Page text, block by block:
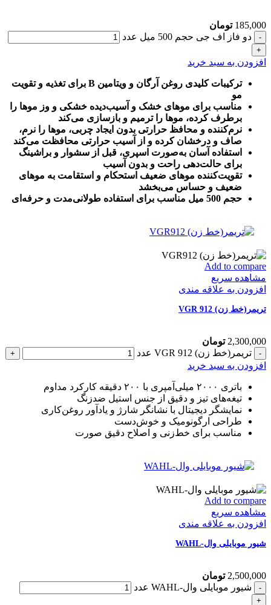
185,000 تومان
دو فاز اف جی حجم 500 میل عدد
افزودن به سبد خرید
ترکیبات کلیدی روغن آرگان و ویتامین B برای تغذیه و تقویت
مو
مناسب برای موهای خشک و آسیب‌دیده خشکی و وز موها را
برطرف کرده، موها را ترمیم و بازسازی می‌کند
نرم‌کننده و محافظ حرارتی بدون ایجاد چربی، موها را نرم،
صاف و درخشان کرده و از آسیب حرارتی محافظت می‌کند
استفاده آسان به‌صورت اسپری، قبل از سشوار و براشینگ
برای حالت‌دهی راحت و بدون آسیب
تقویت‌کننده موهای ضعیف استحکام و استقامت به موهای
ضعیف و حساس می‌بخشد
حجم 500 میل مناسب برای استفاده طولانی‌مدت و حرفه‌ای
Add to compare
مشاهده سریع
افزودن به علاقه مندی
تریمر(خط زن) VGR 912
2,300,000 تومان
تریمر(خط زن) VGR 912 عدد
افزودن به سبد خرید
باتری ۲۰۰۰ میلی‌آمپری با ۲۰۰ دقیقه کارکرد مداوم
تیغه‌های تیز و دقیق از جنس استیل ضدزنگ
نمایشگر دیجیتال با نشانگر شارژ و یادآور روغن‌کاری
طراحی ارگونومیک و خوش‌دست
مناسب برای خط‌زنی و اصلاح دقیق صورت
Add to compare
مشاهده سریع
افزودن به علاقه مندی
شیور موبایلی وال-WAHL
2,500,000 تومان
شیور موبایلی وال-WAHL عدد